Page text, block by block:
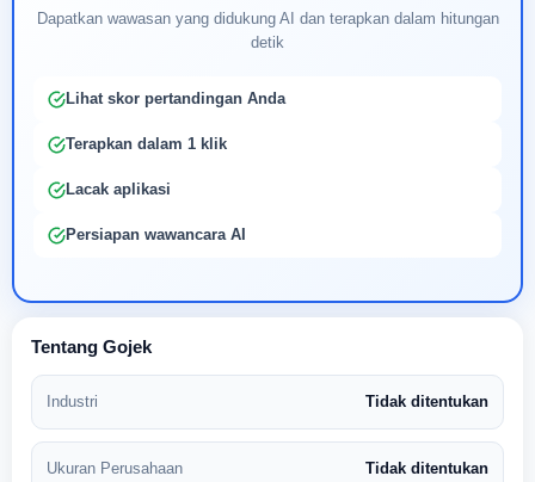
Dapatkan wawasan yang didukung AI dan terapkan dalam hitungan
detik
Lihat skor pertandingan Anda
Terapkan dalam 1 klik
Lacak aplikasi
Persiapan wawancara AI
Tentang Gojek
Industri Tidak ditentukan
Ukuran Perusahaan Tidak ditentukan